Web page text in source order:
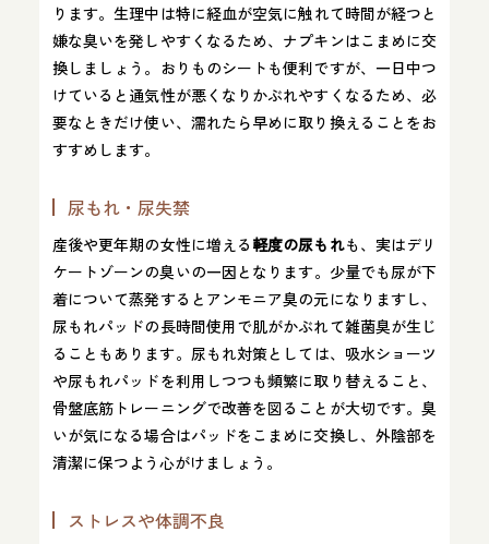
ります​。生理中は特に経血が空気に触れて時間が経つと
嫌な臭いを発しやすくなるため、ナプキンはこまめに交
換しましょう。おりものシートも便利ですが、一日中つ
けていると通気性が悪くなりかぶれやすくなるため、必
要なときだけ使い、濡れたら早めに取り換えることをお
すすめします。
尿もれ・尿失禁
産後や更年期の女性に増える 軽度の尿もれも、実はデリ
ケートゾーンの臭いの一因となります​。少量でも尿が下
着について蒸発するとアンモニア臭の元になりますし、
尿もれパッドの長時間使用で肌がかぶれて雑菌臭が生じ
ることもあります​。尿もれ対策としては、吸水ショーツ
や尿もれパッドを利用しつつも頻繁に取り替えること、
骨盤底筋トレーニングで改善を図ることが大切です。臭
いが気になる場合はパッドをこまめに交換し、外陰部を
清潔に保つよう心がけましょう。
ストレスや体調不良